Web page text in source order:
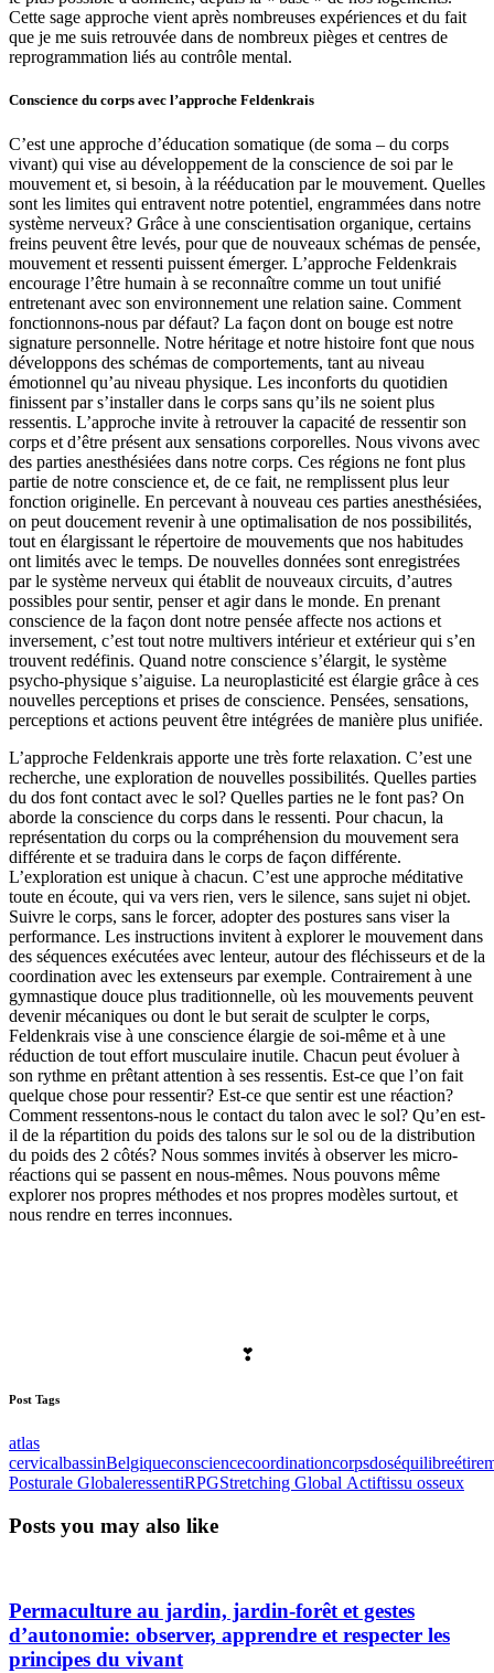
Cette sage approche vient après nombreuses expériences et du fait
que je me suis retrouvée dans de nombreux pièges et centres de
reprogrammation liés au contrôle mental.
Conscience du corps avec l’approche Feldenkrais
C’est une approche d’éducation somatique (de soma – du corps
vivant) qui vise au développement de la conscience de soi par le
mouvement et, si besoin, à la rééducation par le mouvement. Quelles
sont les limites qui entravent notre potentiel, engrammées dans notre
système nerveux? Grâce à une conscientisation organique, certains
freins peuvent être levés, pour que de nouveaux schémas de pensée,
mouvement et ressenti puissent émerger. L’approche Feldenkrais
encourage l’être humain à se reconnaître comme un tout unifié
entretenant avec son environnement une relation saine. Comment
fonctionnons-nous par défaut? La façon dont on bouge est notre
signature personnelle. Notre héritage et notre histoire font que nous
développons des schémas de comportements, tant au niveau
émotionnel qu’au niveau physique. Les inconforts du quotidien
finissent par s’installer dans le corps sans qu’ils ne soient plus
ressentis. L’approche invite à retrouver la capacité de ressentir son
corps et d’être présent aux sensations corporelles. Nous vivons avec
des parties anesthésiées dans notre corps. Ces régions ne font plus
partie de notre conscience et, de ce fait, ne remplissent plus leur
fonction originelle. En percevant à nouveau ces parties anesthésiées,
on peut doucement revenir à une optimalisation de nos possibilités,
tout en élargissant le répertoire de mouvements que nos habitudes
ont limités avec le temps. De nouvelles données sont enregistrées
par le système nerveux qui établit de nouveaux circuits, d’autres
possibles pour sentir, penser et agir dans le monde. En prenant
conscience de la façon dont notre pensée affecte nos actions et
inversement, c’est tout notre multivers intérieur et extérieur qui s’en
trouvent redéfinis. Quand notre conscience s’élargit, le système
psycho-physique s’aiguise. La neuroplasticité est élargie grâce à ces
nouvelles perceptions et prises de conscience. Pensées, sensations,
perceptions et actions peuvent être intégrées de manière plus unifiée.
L’approche Feldenkrais apporte une très forte relaxation. C’est une
recherche, une exploration de nouvelles possibilités. Quelles parties
du dos font contact avec le sol? Quelles parties ne le font pas? On
aborde la conscience du corps dans le ressenti. Pour chacun, la
représentation du corps ou la compréhension du mouvement sera
différente et se traduira dans le corps de façon différente.
L’exploration est unique à chacun. C’est une approche méditative
toute en écoute, qui va vers rien, vers le silence, sans sujet ni objet.
Suivre le corps, sans le forcer, adopter des postures sans viser la
performance. Les instructions invitent à explorer le mouvement dans
des séquences exécutées avec lenteur, autour des fléchisseurs​ ​et de la
coordination avec les extenseurs par exemple. Contrairement à une
gymnastique douce plus traditionnelle, où les mouvements peuvent
devenir mécaniques ou dont le but serait de sculpter le corps,
Feldenkrais vise à une conscience élargie de soi-même et à une
réduction de tout effort musculaire inutile. Chacun peut évoluer à
son rythme en prêtant attention à ses ressentis. Est-ce que l’on fait
quelque chose pour ressentir? Est-ce que sentir est une réaction?
Comment ressentons-nous le contact du talon avec le sol? Qu’en est-
il de la répartition du poids des talons sur le sol ou de la distribution
du poids des 2 côtés? Nous sommes invités à observer les micro-
réactions qui se passent en nous-mêmes. Nous pouvons même
explorer nos propres méthodes et nos propres modèles surtout, et
nous rendre en terres inconnues.
❣
Post Tags
atlas
cervicalbassinBelgiqueconsciencecoordinationcorpsdoséquilibre
Posturale GlobaleressentiRPGStretching Global Actiftissu osseux
Posts you may also like
Permaculture au jardin, jardin-forêt et gestes
d’autonomie: observer, apprendre et respecter les
principes du vivant